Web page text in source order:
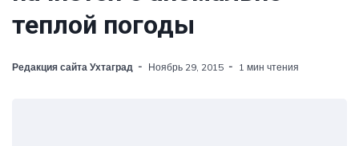
теплой погоды
Редакция сайта Ухтаград Ноябрь 29, 2015 1 мин чтения